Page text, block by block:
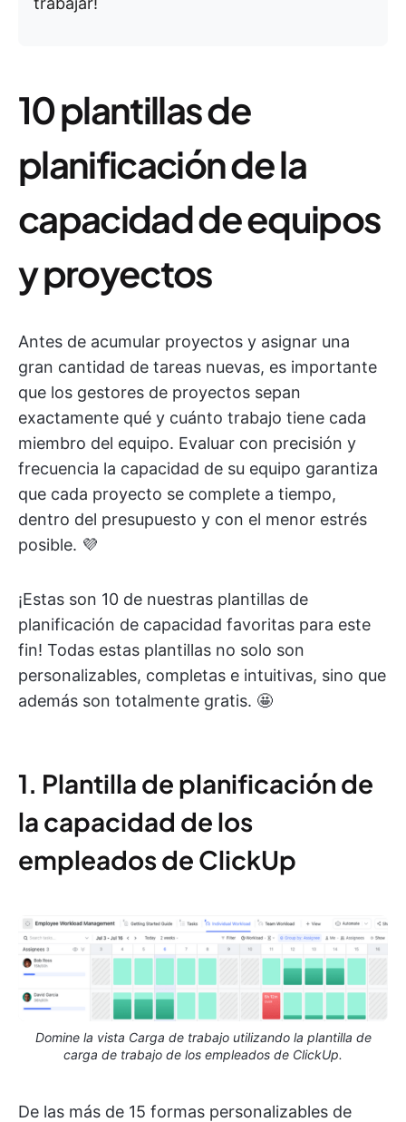
10 plantillas de
planificación de la
capacidad de equipos
y proyectos
Antes de acumular proyectos y asignar una
gran cantidad de tareas nuevas, es importante
que los gestores de proyectos sepan
exactamente qué y cuánto trabajo tiene cada
miembro del equipo. Evaluar con precisión y
frecuencia la capacidad de su equipo garantiza
que cada proyecto se complete a tiempo,
dentro del presupuesto y con el menor estrés
posible. 💜
¡Estas son 10 de nuestras plantillas de
planificación de capacidad favoritas para este
fin! Todas estas plantillas no solo son
personalizables, completas e intuitivas, sino que
además son totalmente gratis. 🤩
1. Plantilla de planificación de
la capacidad de los
empleados de ClickUp
Domine la vista Carga de trabajo utilizando la plantilla de
carga de trabajo de los empleados de ClickUp.
De las más de 15 formas personalizables de